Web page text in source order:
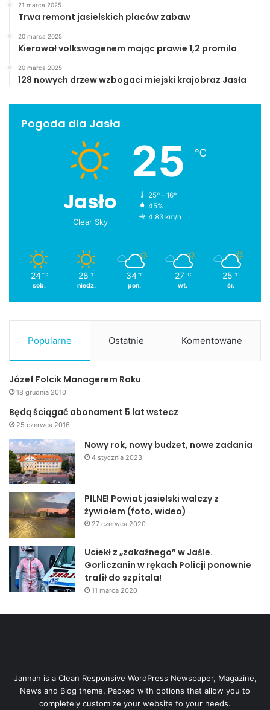
21 marca 2025
Trwa remont jasielskich placów zabaw
20 marca 2025
Kierował volkswagenem mając prawie 1,2 promila
20 marca 2025
128 nowych drzew wzbogaci miejski krajobraz Jasła
Pogoda dla Jasła
Jasło
Clear Sky
25 ℃
25º - 16º
45%
4.83 km/h
24 ℃
sob.
28 ℃
niedz.
34 ℃
pon.
27 ℃
wt.
25 ℃
śr.
Popularne Ostatnie Komentowane
Józef Folcik Managerem Roku
18 grudnia 2010
Będą ściągać abonament 5 lat wstecz
25 czerwca 2016
Nowy rok, nowy budżet, nowe zadania
4 stycznia 2023
PILNE! Powiat jasielski walczy z
żywiołem (foto, wideo)
27 czerwca 2020
Uciekł z „zakaźnego” w Jaśle.
Gorliczanin w rękach Policji ponownie
trafił do szpitala!
11 marca 2020
Jannah is a Clean Responsive WordPress Newspaper, Magazine,
News and Blog theme. Packed with options that allow you to
completely customize your website to your needs.